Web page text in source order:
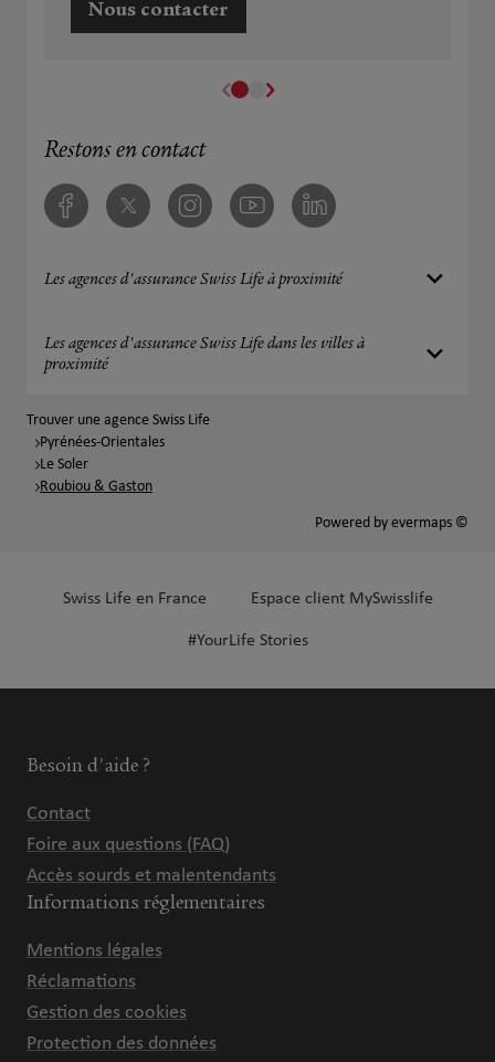
Nous contacter
Restons en contact
FacebookTwitter InstagramYoutube Linkedin
Les agences d'assurance Swiss Life à proximité
Les agences d'assurance Swiss Life dans les villes à
proximité
Trouver une agence Swiss Life
Pyrénées-Orientales
Le Soler
Roubiou & Gaston
Powered by evermaps ©
Swiss Life en France Espace client MySwisslife
#YourLife Stories
Besoin d'aide ?
Contact
Foire aux questions (FAQ)
Accès sourds et malentendants
Informations réglementaires
Mentions légales
Réclamations
Gestion des cookies
Protection des données